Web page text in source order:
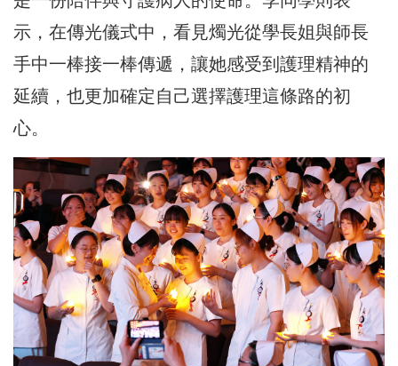
示，在傳光儀式中，看見燭光從學長姐與師長
手中一棒接一棒傳遞，讓她感受到護理精神的
延續，也更加確定自己選擇護理這條路的初
心。